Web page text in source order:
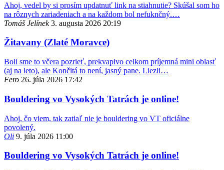
Ahoj, vedel by si prosím updatnuť link na stiahnutie? Skúšal som ho
na rôznych zariadeniach a na každom bol nefuknčný.…
Tomáš Jelínek 3. augusta 2026 20:19
Žitavany (Zlaté Moravce)
Boli sme to včera pozrieť, prekvapivo celkom príjemná mini oblasť
(aj na leto), ale Končitá to není, jasný pane. Liezli…
Fero 26. júla 2026 17:42
Bouldering vo Vysokých Tatrách je online!
Ahoj, čo viem, tak zatiaľ nie je bouldering vo VT oficiálne
povolený.
Oli 9. júla 2026 11:00
Bouldering vo Vysokých Tatrách je online!